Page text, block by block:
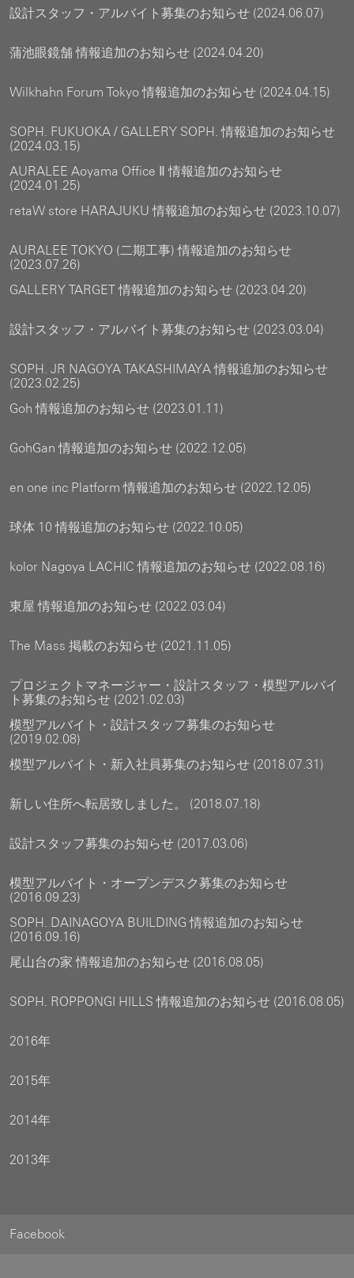
設計スタッフ・アルバイト募集のお知らせ (2024.06.07)
蒲池眼鏡舗 情報追加のお知らせ (2024.04.20)
Wilkhahn Forum Tokyo 情報追加のお知らせ (2024.04.15)
SOPH. FUKUOKA / GALLERY SOPH. 情報追加のお知らせ
(2024.03.15)
AURALEE Aoyama Office Ⅱ 情報追加のお知らせ
(2024.01.25)
retaW store HARAJUKU 情報追加のお知らせ (2023.10.07)
AURALEE TOKYO (二期工事) 情報追加のお知らせ
(2023.07.26)
GALLERY TARGET 情報追加のお知らせ (2023.04.20)
設計スタッフ・アルバイト募集のお知らせ (2023.03.04)
SOPH. JR NAGOYA TAKASHIMAYA 情報追加のお知らせ
(2023.02.25)
Goh 情報追加のお知らせ (2023.01.11)
GohGan 情報追加のお知らせ (2022.12.05)
en one inc Platform 情報追加のお知らせ (2022.12.05)
球体 10 情報追加のお知らせ (2022.10.05)
kolor Nagoya LACHIC 情報追加のお知らせ (2022.08.16)
東屋 情報追加のお知らせ (2022.03.04)
The Mass 掲載のお知らせ (2021.11.05)
プロジェクトマネージャー・設計スタッフ・模型アルバイ
ト募集のお知らせ (2021.02.03)
模型アルバイト・設計スタッフ募集のお知らせ
(2019.02.08)
模型アルバイト・新入社員募集のお知らせ (2018.07.31)
新しい住所へ転居致しました。 (2018.07.18)
設計スタッフ募集のお知らせ (2017.03.06)
模型アルバイト・オープンデスク募集のお知らせ
(2016.09.23)
SOPH. DAINAGOYA BUILDING 情報追加のお知らせ
(2016.09.16)
尾山台の家 情報追加のお知らせ (2016.08.05)
SOPH. ROPPONGI HILLS 情報追加のお知らせ (2016.08.05)
2016年
2015年
2014年
2013年
Facebook